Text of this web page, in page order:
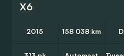
X6
2015 158 038 km